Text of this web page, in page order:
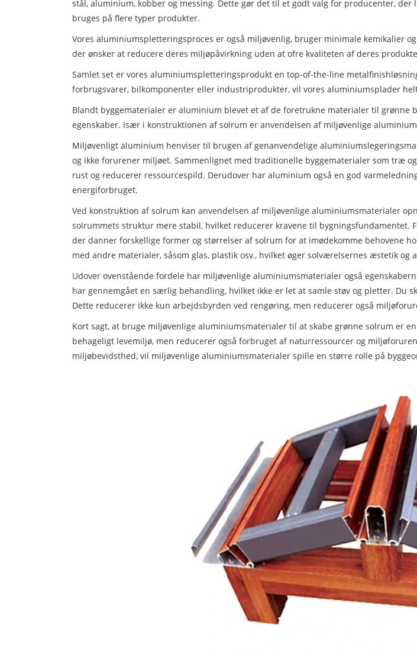
stål, aluminium, kobber og messing. Dette gør det til et godt valg for producenter,
bruges på flere typer produkter.
Vores aluminiumspletteringsproces er også miljøvenlig, bruger minimale kemikalier
der ønsker at reducere deres miljøpåvirkning uden at ofre kvaliteten af ​​deres
Samlet set er vores aluminiumspletteringsprodukt en top-of-the-line
forbrugsvarer, bilkomponenter eller industriprodukter, vil vores aluminiumsplader
Blandt byggematerialer er aluminium blevet et af de foretrukne materialer til grønne
egenskaber. Især i konstruktionen af ​​solrum er anvendelsen af ​​miljøvenlige
Miljøvenligt aluminium henviser til brugen af ​​genanvendelige
og ikke forurener miljøet. Sammenlignet med traditionelle byggematerialer som træ
rust og reducerer ressourcespild. Derudover har aluminium også en god
energiforbruget.
Ved konstruktion af solrum kan anvendelsen af ​​miljøvenlige aluminiumsmaterialer
solrummets struktur mere stabil, hvilket reducerer kravene til
der danner forskellige former og størrelser af solrum for at imødekomme behovene
med andre materialer, såsom glas, plastik osv., hvilket øger solværelsernes æstetik og
Udover ovenstående fordele har miljøvenlige aluminiumsmaterialer også
har gennemgået en særlig behandling, hvilket ikke er let at samle støv og pletter. Du
Dette reducerer ikke kun arbejdsbyrden ved rengøring, men reducerer også
Kort sagt, at bruge miljøvenlige aluminiumsmaterialer til at skabe grønne solrum er
behageligt levemiljø, men reducerer også forbruget af naturressourcer og
miljøbevidsthed, vil miljøvenlige aluminiumsmaterialer spille en større rolle på